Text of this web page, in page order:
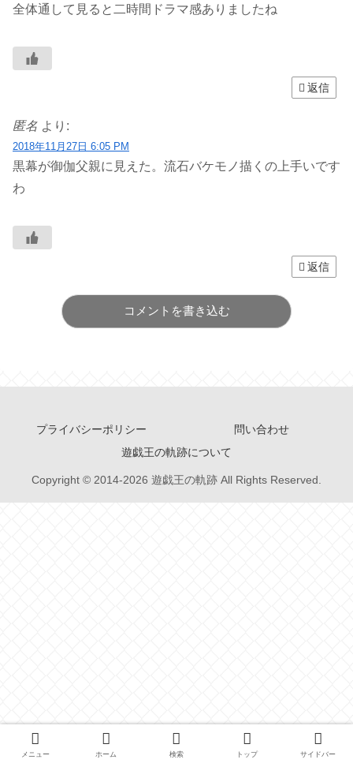
全体通して見ると二時間ドラマ感ありましたね
返信
匿名 より:
2018年11月27日 6:05 PM
黒幕が御伽父親に見えた。流石バケモノ描くの上手いです
わ
返信
コメントを書き込む
プライバシーポリシー
問い合わせ
遊戯王の軌跡について
Copyright © 2014-2026 遊戯王の軌跡 All Rights Reserved.
メニュー ホーム 検索 トップ サイドバー